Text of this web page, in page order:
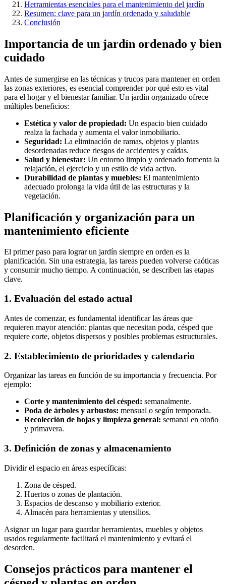
Herramientas esenciales para el mantenimiento del jardín
Resumen: clave para un jardín ordenado y saludable
Conclusión
Importancia de un jardín ordenado y bien
cuidado
Antes de sumergirse en las técnicas y trucos para mantener en orden
las zonas exteriores, es esencial comprender por qué esto es vital
para el hogar y el bienestar familiar. Un jardín organizado ofrece
múltiples beneficios:
Estética y valor de propiedad: Un espacio bien cuidado
realza la fachada y aumenta el valor inmobiliario.
Seguridad: La eliminación de ramas, objetos y plantas
desordenadas reduce riesgos de accidentes y caídas.
Salud y bienestar: Un entorno limpio y ordenado fomenta la
relajación, el ejercicio y un estilo de vida activo.
Durabilidad de plantas y muebles: El mantenimiento
adecuado prolonga la vida útil de las estructuras y la
vegetación.
Planificación y organización para un
mantenimiento eficiente
El primer paso para lograr un jardín siempre en orden es la
planificación. Sin una estrategia, las tareas pueden volverse caóticas
y consumir mucho tiempo. A continuación, se describen las etapas
clave.
1. Evaluación del estado actual
Antes de comenzar, es fundamental identificar las áreas que
requieren mayor atención: plantas que necesitan poda, césped que
requiere corte, objetos dispersos y posibles problemas estructurales.
2. Establecimiento de prioridades y calendario
Organizar las tareas en función de su importancia y frecuencia. Por
ejemplo:
Corte y mantenimiento del césped: semanalmente.
Poda de árboles y arbustos: mensual o según temporada.
Recolección de hojas y limpieza general: semanal en otoño
y primavera.
3. Definición de zonas y almacenamiento
Dividir el espacio en áreas específicas:
Zona de césped.
Huertos o zonas de plantación.
Espacios de descanso y mobiliario exterior.
Almacén para herramientas y utensilios.
Asignar un lugar para guardar herramientas, muebles y objetos
usados regularmente facilitará el mantenimiento y evitará el
desorden.
Consejos prácticos para mantener el